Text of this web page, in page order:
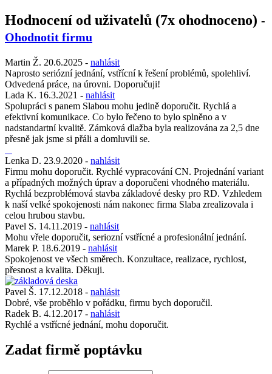
Hodnocení od uživatelů (7x ohodnoceno) -
Ohodnotit firmu
Martin Ž. 20.6.2025 - nahlásit
Naprosto seriózní jednání, vstřícní k řešení problémů, spolehliví.
Odvedená práce, na úrovni. Doporučuji!
Lada K. 16.3.2021 - nahlásit
Spolupráci s panem Slabou mohu jedině doporučit. Rychlá a
efektivní komunikace. Co bylo řečeno to bylo splněno a v
nadstandartní kvalitě. Zámková dlažba byla realizována za 2,5 dne
přesně jak jsme si přáli a domluvili se.
Lenka D. 23.9.2020 - nahlásit
Firmu mohu doporučit. Rychlé vypracování CN. Projednání variant
a případných možných úprav a doporučeni vhodného materiálu.
Rychlá bezproblémová stavba základové desky pro RD. Vzhledem
k naší velké spokojenosti nám nakonec firma Slaba zrealizovala i
celou hrubou stavbu.
Pavel S. 14.11.2019 - nahlásit
Mohu vřele doporučit, seriozní vstřícné a profesionální jednání.
Marek P. 18.6.2019 - nahlásit
Spokojenost ve všech směrech. Konzultace, realizace, rychlost,
přesnost a kvalita. Děkuji.
Pavel Š. 17.12.2018 - nahlásit
Dobré, vše proběhlo v pořádku, firmu bych doporučil.
Radek B. 4.12.2017 - nahlásit
Rychlé a vstřícné jednání, mohu doporučit.
Zadat firmě poptávku